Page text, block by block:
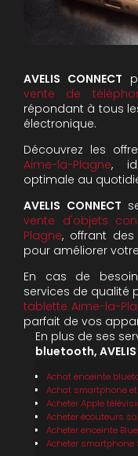
AVELIS CONNECT
vente de
répondant à tous
électronique.
Découvrez les
Aime-la-Plagne,
optimale au
AVELIS CONNECT
vente d'objets
Plagne, offrant
pour améliorer
En cas de
services de qualité
tablette Aime-la-
parfait de vos
En plus de ses
bluetooth, AVELIS
Achat enceinte
Achat smartphone
Acheter Apple
Acheter écouteurs
Acheter enceinte
Acheter